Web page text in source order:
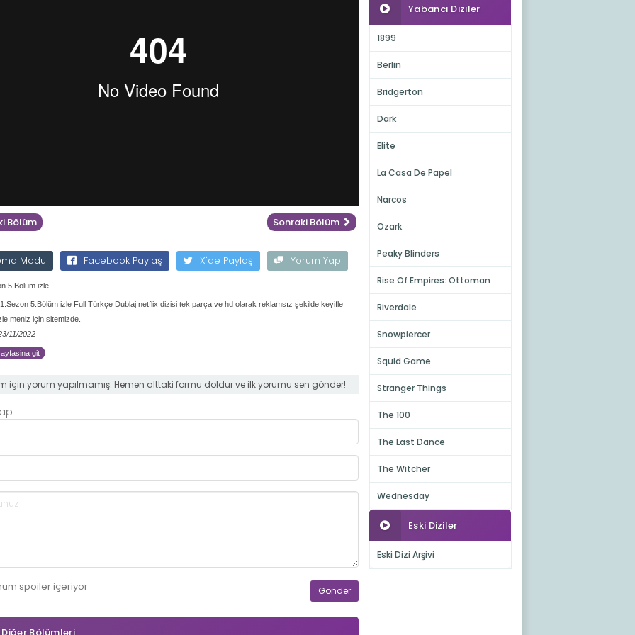
Bölüm Sonraki Bölüm
Modu Facebook Paylaş X'de Paylaş Yorum Yap
5.Bölüm izle
5.Bölüm izle Full Türkçe Dublaj netflix dizisi tek parça ve hd olarak reklamsız şekilde keyifle
meniz için sitemizde.
11/2022
git
için yorum yapılmamış. Hemen alttaki formu doldur ve ilk yorumu sen gönder!
spoileriçeriyor
Yabancı Diziler
1899
Berlin
Bridgerton
Dark
Elite
La Casa De Papel
Narcos
Ozark
Peaky Blinders
Rise Of Empires: Ottoman
Riverdale
Snowpiercer
Squid Game
Stranger Things
The 100
The Last Dance
The Witcher
Wednesday
Eski Diziler
Eski Dizi Arşivi